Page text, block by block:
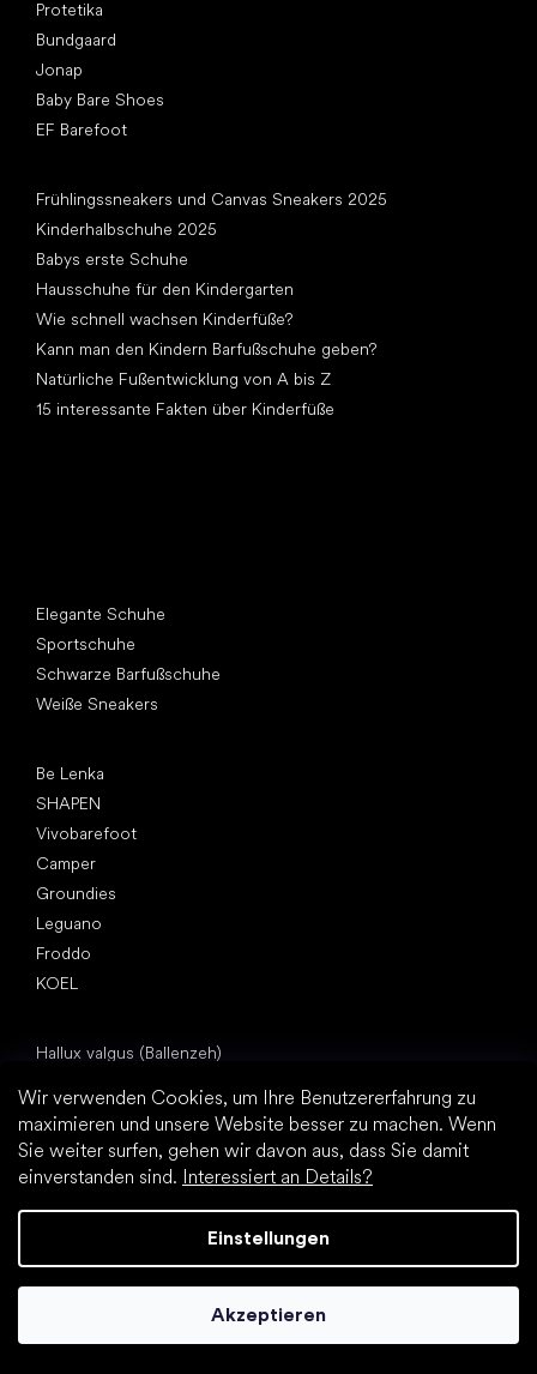
Wir verwenden Cookies, um Ihre Benutzererfahrung zu
maximieren und unsere Website besser zu machen. Wenn
Sie weiter surfen, gehen wir davon aus, dass Sie damit
einverstanden sind. Interessiert an Details?
Einstellungen
Akzeptieren
Protetika
Bundgaard
Jonap
Baby Bare Shoes
EF Barefoot
Frühlingssneakers und Canvas Sneakers 2025
Kinderhalbschuhe 2025
Babys erste Schuhe
Hausschuhe für den Kindergarten
Wie schnell wachsen Kinderfüße?
Kann man den Kindern Barfußschuhe geben?
Natürliche Fußentwicklung von A bis Z
15 interessante Fakten über Kinderfüße
Elegante Schuhe
Sportschuhe
Schwarze Barfußschuhe
Weiße Sneakers
Be Lenka
SHAPEN
Vivobarefoot
Camper
Groundies
Leguano
Froddo
KOEL
Hallux valgus (Ballenzeh)
Plattfuß
Flache Laufsohle vs. Absatzschuhe
Fußbewegung: barfuß vs. (Barfuß)Schuhe
Praktische Tipps zur richtigen Fußhygiene
Barfußschuhe: Alles über den Trend